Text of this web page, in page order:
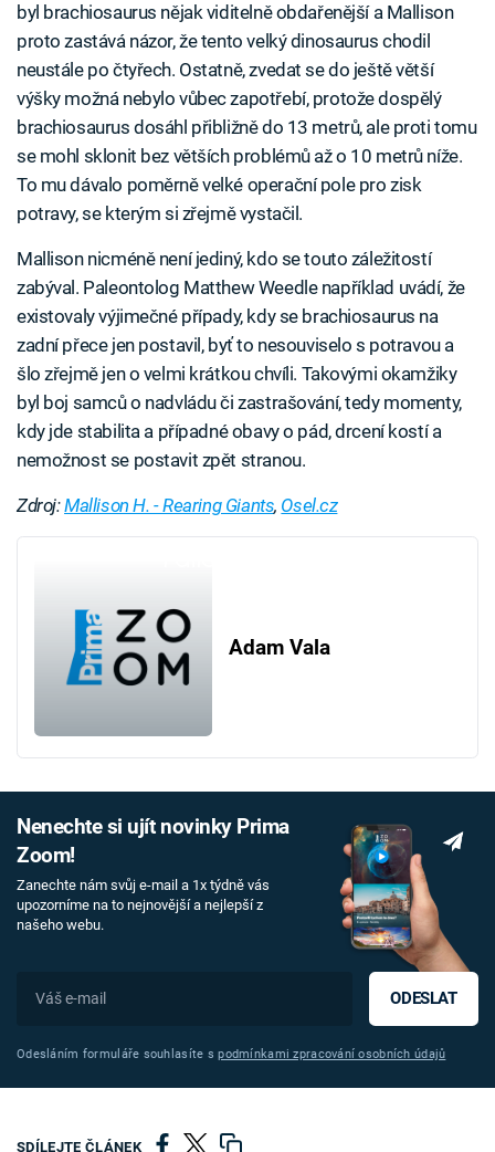
byl brachiosaurus nějak viditelně obdařenější a Mallison
proto zastává názor, že tento velký dinosaurus chodil
neustále po čtyřech. Ostatně, zvedat se do ještě větší
výšky možná nebylo vůbec zapotřebí, protože dospělý
brachiosaurus dosáhl přibližně do 13 metrů, ale proti tomu
se mohl sklonit bez větších problémů až o 10 metrů níže.
To mu dávalo poměrně velké operační pole pro zisk
potravy, se kterým si zřejmě vystačil.
Mallison nicméně není jediný, kdo se touto záležitostí
zabýval. Paleontolog Matthew Weedle například uvádí, že
existovaly výjimečné případy, kdy se brachiosaurus na
zadní přece jen postavil, byť to nesouviselo s potravou a
šlo zřejmě jen o velmi krátkou chvíli. Takovými okamžiky
byl boj samců o nadvládu či zastrašování, tedy momenty,
kdy jde stabilita a případné obavy o pád, drcení kostí a
nemožnost se postavit zpět stranou.
Zdroj:Mallison H. - Rearing Giants, Osel.cz
Adam Vala
Nenechte si ujít novinky Prima
Zoom!
Zanechte nám svůj e-mail a 1x týdně vás
upozorníme na to nejnovější a nejlepší z
našeho webu.
ODESLAT
Odesláním formuláře souhlasíte spodmínkami zpracování osobních údajů
SDÍLEJTE ČLÁNEK